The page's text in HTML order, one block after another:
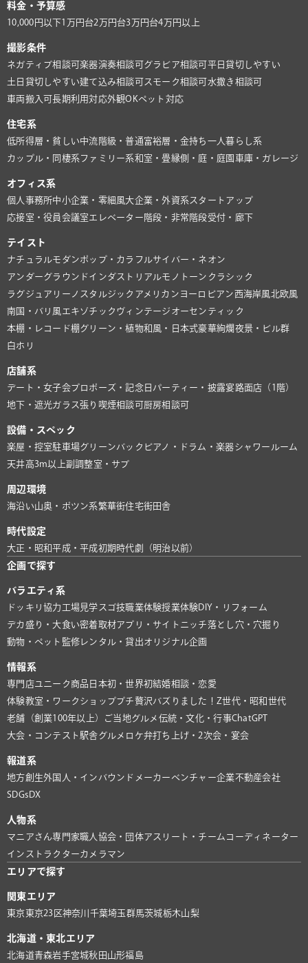
料金・予算感
10,000円以下1万円台2万円台3万円台4万円以上
撮影条件
ネガティブ相談可楽器演奏相談可 グラビア相談可 平日貸切しやすい
土日貸切しやすい建て込み相談可 スモーク相談可 水撒き相談可
車両搬入可長期利用対応外観OKペット対応
住宅系
低所得層・貧しい中流階級・普通富裕層・金持ち 一人暮らし系
カップル・同棲系ファミリー系和室・畳縁側・庭・庭園 車庫・ガレージ
オフィス系
個人事務所中小企業・零細風大企業・外資系スタートアップ
応接室・役員会議室 エレベーター 階段・非常階段受付・廊下
テイスト
ナチュラルモダンポップ・カラフルサイバー・ネオン
アンダーグラウンド インダストリアルモノトーン クラシック
ラグジュアリー ノスタルジック アメリカン ヨーロピアン 西海岸風北欧風
南国・バリ風 エキゾチック ヴィンテージ オーセンティック
本棚・レコード棚グリーン・植物和風・日本式豪華絢爛夜景・ビル群
白ホリ
店舗系
デート・女子会プロポーズ・記念日 パーティー・披露宴路面店（1階）
地下・遮光ガラス張り 喫煙相談可 厨房相談可
設備・スペック
楽屋・控室駐車場グリーンバック ピアノ・ドラム・楽器シャワールーム
天井高3m以上副調整室・サブ
周辺環境
海沿い山奥・ポツン系繁華街住宅街田舎
時代設定
大正・昭和平成・平成初期時代劇（明治以前）
企画で探す
バラエティ系
ドッキリ協力 工場見学 スゴ技職業体験授業体験 DIY・リフォーム
デカ盛り・大食い密着取材アプリ・サイト ニッチ落とし穴・穴掘り
動物・ペット 監修 レンタル・貸出オリジナル企画
情報系
専門店ユニーク商品 日本初・世界初結婚相談・恋愛
体験教室・ワークショッププチ贅沢バズりました！ Z世代・昭和世代
老舗（創業100年以上）
ご当地グルメ 伝統・文化・行事ChatGPT
大会・コンテスト 駅舎グルメ ロケ弁打ち上げ・2次会・宴会
報道系
地方創生外国人・インバウンド メーカー ベンチャー企業不動産会社
SDGs DX
人物系
マニアさん専門家 職人 協会・団体アスリート・チーム コーディネーター
インストラクターカメラマン
エリアで探す
関東エリア
東京 東京23区神奈川 千葉埼玉群馬茨城栃木山梨
北海道・東北エリア
北海道青森岩手宮城秋田 山形福島